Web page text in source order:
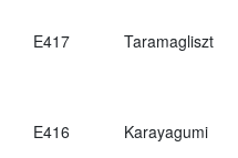
E417 Taramagliszt
E416 Karayagumi